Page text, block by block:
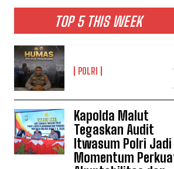
TOP 5 THIS WEEK
POLRI
Kapolda Malut
Tegaskan Audit
Itwasum Polri Jadi
Momentum